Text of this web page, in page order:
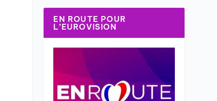
EN ROUTE POUR
L’EUROVISION